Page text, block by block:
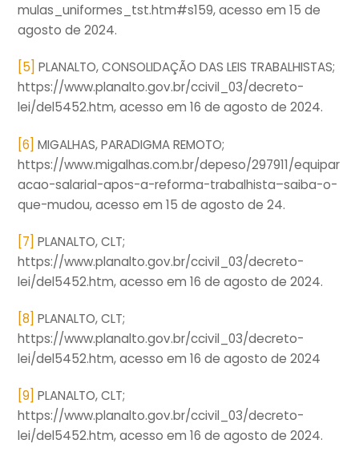
mulas_uniformes_tst.htm#s159, acesso em 15 de
agosto de 2024.
[5] PLANALTO, CONSOLIDAÇÃO DAS LEIS TRABALHISTAS;
https://www.planalto.gov.br/ccivil_03/decreto-
lei/del5452.htm, acesso em 16 de agosto de 2024.
[6] MIGALHAS, PARADIGMA REMOTO;
https://www.migalhas.com.br/depeso/297911/equipar
acao-salarial-apos-a-reforma-trabalhista–saiba-o-
que-mudou, acesso em 15 de agosto de 24.
[7] PLANALTO, CLT;
https://www.planalto.gov.br/ccivil_03/decreto-
lei/del5452.htm, acesso em 16 de agosto de 2024.
[8] PLANALTO, CLT;
https://www.planalto.gov.br/ccivil_03/decreto-
lei/del5452.htm, acesso em 16 de agosto de 2024
[9] PLANALTO, CLT;
https://www.planalto.gov.br/ccivil_03/decreto-
lei/del5452.htm, acesso em 16 de agosto de 2024.